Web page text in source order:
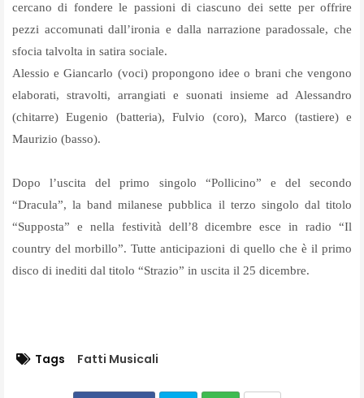
cercano di fondere le passioni di ciascuno dei sette per offrire
pezzi accomunati dall’ironia e dalla narrazione paradossale, che
sfocia talvolta in satira sociale.
Alessio e Giancarlo (voci) propongono idee o brani che vengono
elaborati, stravolti, arrangiati e suonati insieme ad Alessandro
(chitarre) Eugenio (batteria), Fulvio (coro), Marco (tastiere) e
Maurizio (basso).
Dopo l’uscita del primo singolo “Pollicino” e del secondo
“Dracula”, la band milanese pubblica il terzo singolo dal titolo
“Supposta” e nella festività dell’8 dicembre esce in radio “Il
country del morbillo”. Tutte anticipazioni di quello che è il primo
disco di inediti dal titolo “Strazio” in uscita il 25 dicembre.
Tags Fatti Musicali